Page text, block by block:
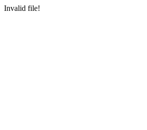
Invalid file!